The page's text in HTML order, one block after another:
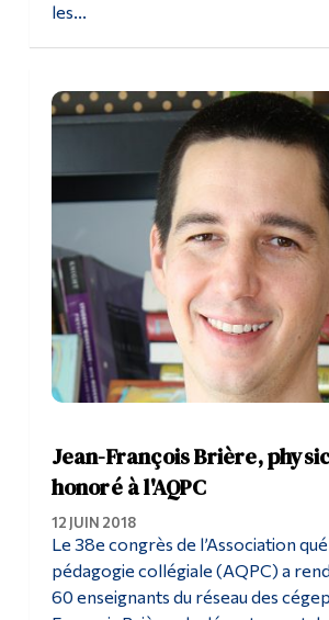
les...
Jean-François Brière,
honoré à l'AQPC
12 JUIN 2018
Le 38e congrès de l’Association
pédagogie collégiale (AQPC) a
60 enseignants du réseau des